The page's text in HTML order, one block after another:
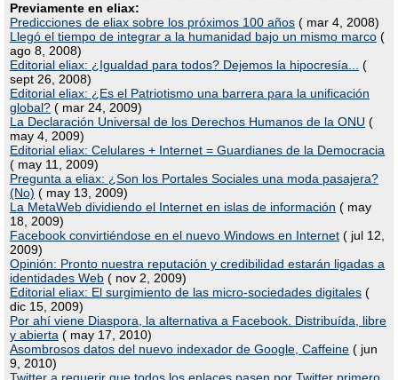
Previamente en eliax:
Predicciones de eliax sobre los próximos 100 años ( mar 4, 2008)
Llegó el tiempo de integrar a la humanidad bajo un mismo marco (
ago 8, 2008)
Editorial eliax: ¿Igualdad para todos? Dejemos la hipocresía...
(
sept 26, 2008)
Editorial eliax: ¿Es el Patriotismo una barrera para la unificación
global? ( mar 24, 2009)
La Declaración Universal de los Derechos Humanos de la ONU (
may 4, 2009)
Editorial eliax: Celulares + Internet = Guardianes de la Democracia
( may 11, 2009)
Pregunta a eliax: ¿Son los Portales Sociales una moda pasajera?
(No) ( may 13, 2009)
La MetaWeb dividiendo el Internet en islas de información ( may
18, 2009)
Facebook convirtiéndose en el nuevo Windows en Internet ( jul 12,
2009)
Opinión: Pronto nuestra reputación y credibilidad estarán ligadas a
identidades Web ( nov 2, 2009)
Editorial eliax: El surgimiento de las micro-sociedades digitales (
dic 15, 2009)
Por ahí viene Diaspora, la alternativa a Facebook. Distribuída, libre
y abierta ( may 17, 2010)
Asombrosos datos del nuevo indexador de Google, Caffeine ( jun
9, 2010)